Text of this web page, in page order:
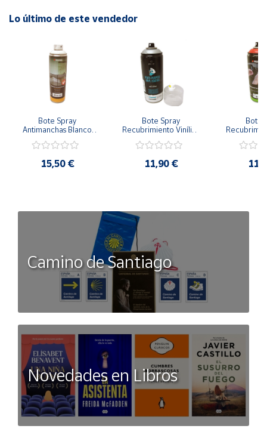
Lo último de este vendedor
Bote Spray
Antimanchas Blanco
15,50 €
Bote Spray
Recubrimiento Vinílico
Metalizado
11,90 €
Bote
Camino de Santiago
Novedades en Libros